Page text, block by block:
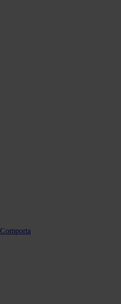
Comporta